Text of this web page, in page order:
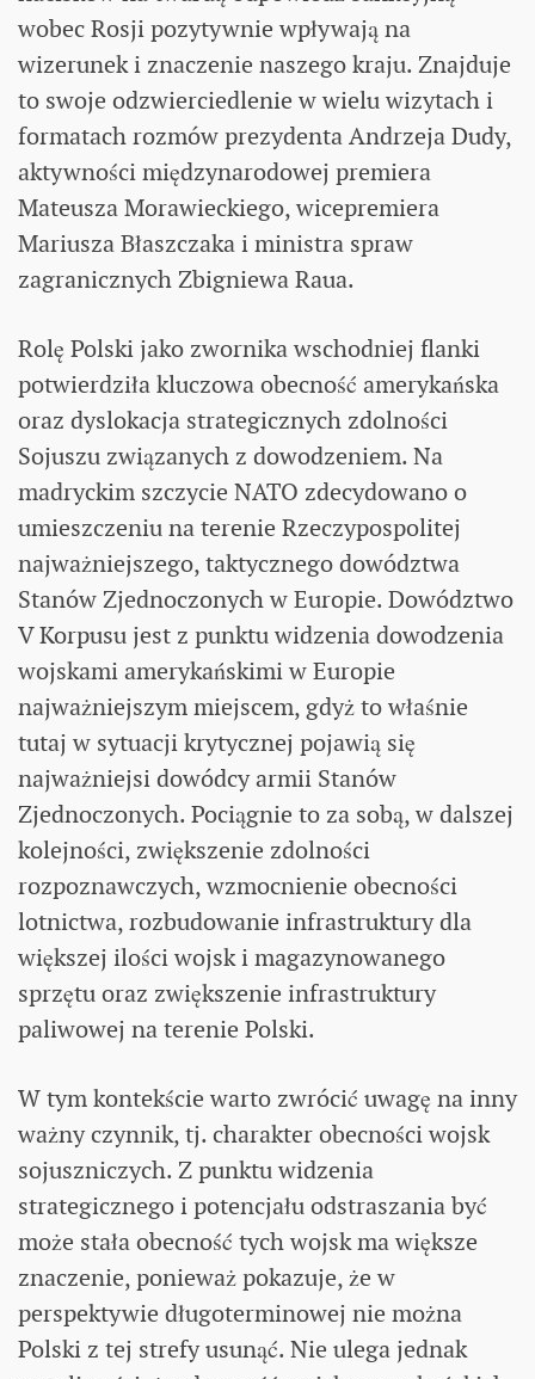
wobec Rosji pozytywnie wpływają na
wizerunek i znaczenie naszego kraju. Znajduje
to swoje odzwierciedlenie w wielu wizytach i
formatach rozmów prezydenta Andrzeja Dudy,
aktywności międzynarodowej premiera
Mateusza Morawieckiego, wicepremiera
Mariusza Błaszczaka i ministra spraw
zagranicznych Zbigniewa Raua.
Rolę Polski jako zwornika wschodniej flanki
potwierdziła kluczowa obecność amerykańska
oraz dyslokacja strategicznych zdolności
Sojuszu związanych z dowodzeniem. Na
madryckim szczycie NATO zdecydowano o
umieszczeniu na terenie Rzeczypospolitej
najważniejszego, taktycznego dowództwa
Stanów Zjednoczonych w Europie. Dowództwo
V Korpusu jest z punktu widzenia dowodzenia
wojskami amerykańskimi w Europie
najważniejszym miejscem, gdyż to właśnie
tutaj w sytuacji krytycznej pojawią się
najważniejsi dowódcy armii Stanów
Zjednoczonych. Pociągnie to za sobą, w dalszej
kolejności, zwiększenie zdolności
rozpoznawczych, wzmocnienie obecności
lotnictwa, rozbudowanie infrastruktury dla
większej ilości wojsk i magazynowanego
sprzętu oraz zwiększenie infrastruktury
paliwowej na terenie Polski.
W tym kontekście warto zwrócić uwagę na inny
ważny czynnik, tj. charakter obecności wojsk
sojuszniczych. Z punktu widzenia
strategicznego i potencjału odstraszania być
może stała obecność tych wojsk ma większe
znaczenie, ponieważ pokazuje, że w
perspektywie długoterminowej nie można
Polski z tej strefy usunąć. Nie ulega jednak